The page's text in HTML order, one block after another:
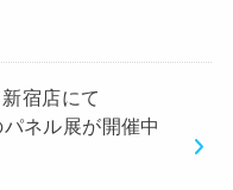
宿店にて
ネル展が開催中